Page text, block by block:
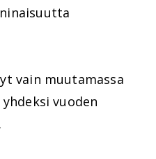
vain muutamassa
vuoden